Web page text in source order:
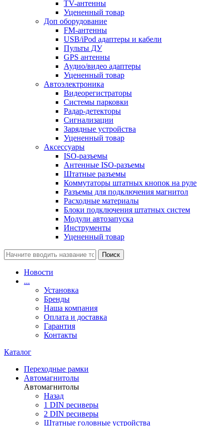
TV-антенны
Уцененный товар
Доп оборудование
FM-антенны
USB/iPod адаптеры и кабели
Пульты ДУ
GPS антенны
Аудио/видео адаптеры
Уцененный товар
Автоэлектроника
Видеорегистраторы
Системы парковки
Радар-детекторы
Сигнализации
Зарядные устройства
Уцененный товар
Аксессуары
ISO-разъемы
Антенные ISO-разъемы
Штатные разъемы
Коммутаторы штатных кнопок на руле
Разъемы для подключения магнитол
Расходные материалы
Блоки подключения штатных систем
Модули автозапуска
Инструменты
Уцененный товар
Поиск
Новости
...
Установка
Бренды
Наша компания
Оплата и доставка
Гарантия
Контакты
Каталог
Переходные рамки
Автомагнитолы
Автомагнитолы
Назад
1 DIN ресиверы
2 DIN ресиверы
Штатные головные устройства